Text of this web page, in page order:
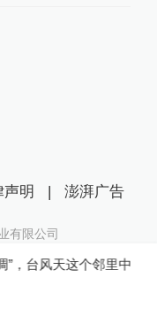
”，台风天这个邻里中
声明 | 澎湃广告
有限公司
备14003370号
号